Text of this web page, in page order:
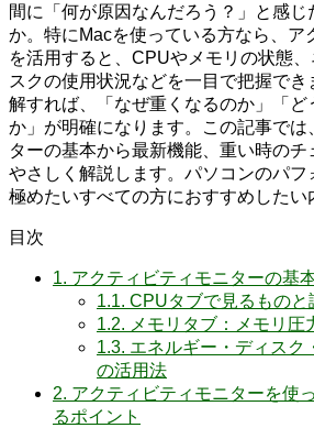
間に「何が原因なんだろう？」と感
か。特にMacを使っている方なら、ア
を活用すると、CPUやメモリの状態
スクの使用状況などを一目で把握で
解すれば、「なぜ重くなるのか」「ど
か」が明確になります。この記事では
ターの基本から最新機能、重い時の
やさしく解説します。パソコンのパフ
極めたいすべての方におすすめしたい
目次
1. アクティビティモニターの基
1.1. CPUタブで見るものと
1.2. メモリタブ：メモリ圧
1.3. エネルギー・ディスク
の活用法
2. アクティビティモニターを使
るポイント